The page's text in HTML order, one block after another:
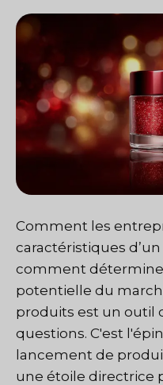
Comment les
caractéristiques
comment
potentielle du
produits est un outil
questions. C'est
lancement de
une étoile directrice